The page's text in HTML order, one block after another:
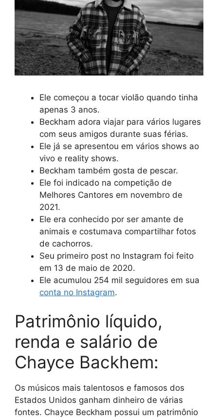
Ele começou a tocar violão quando tinha
apenas 3 anos.
Beckham adora viajar para vários lugares
com seus amigos durante suas férias.
Ele já se apresentou em vários shows ao
vivo e reality shows.
Beckham também gosta de pescar.
Ele foi indicado na competição de
Melhores Cantores em novembro de
2021.
Ele era conhecido por ser amante de
animais e costumava compartilhar fotos
de cachorros.
Seu primeiro post no Instagram foi feito
em 13 de maio de 2020.
Ele acumulou 254 mil seguidores em sua
conta no Instagram.
Patrimônio líquido,
renda e salário de
Chayce Backhem:
Os músicos mais talentosos e famosos dos
Estados Unidos ganham dinheiro de várias
fontes. Chayce Beckham possui um patrimônio